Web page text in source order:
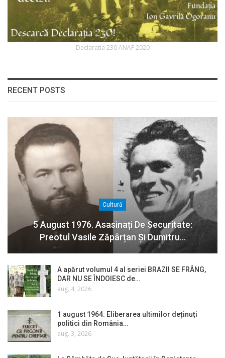
Declaratia 230 ANAF 2020
RECENT POSTS
Cultură
5 August 1976. Asasinați De Securitate:
Preotul Vasile Zăpârțan Și Dumitru…
A apărut volumul 4 al seriei BRAZII SE FRÂNG,
DAR NU SE ÎNDOIESC de…
aug. 4, 2026
1 august 1964. Eliberarea ultimilor deținuți
politici din România…
aug. 3, 2026